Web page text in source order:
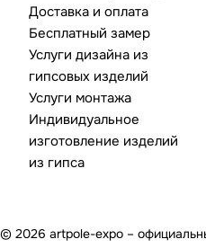
Доставка и оплата
Бесплатный замер
Услуги дизайна из
гипсовых изделий
Услуги монтажа
Индивидуальное
изготовление изделий
из гипса
© 2026 artpole-expo –